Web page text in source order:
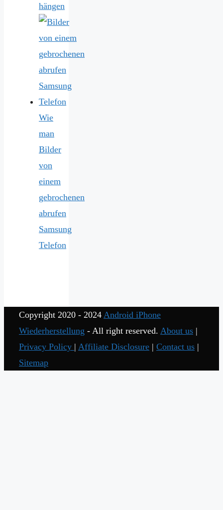
hängen
Wie
man
Bilder
von
einem
gebrochenen
abrufen
Samsung
Telefon
Copyright 2020 - 2024 Android iPhone
Wiederherstellung - All right reserved. About us |
Privacy Policy | Affiliate Disclosure | Contact us |
Sitemap